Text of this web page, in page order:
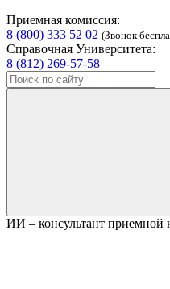
Приемная комиссия:
8 (800) 333 52 02 (Звонок
Справочная Университета:
8 (812) 269-57-58
ИИ – консультант приемной